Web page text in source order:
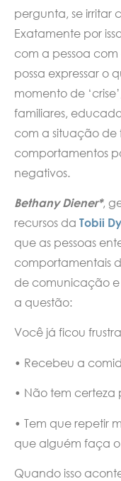
pergunta, se irritar
Exatamente por
com a pessoa
possa expressar o
momento de
familiares,
com a situação de
comportamentos
negativos.
Bethany Diener*,
recursos da Tobii
que as pessoas
comportamentais
de comunicação e
a questão:
Você já ficou
• Recebeu a
• Não tem certeza
• Tem que repetir
que alguém faça
Quando isso